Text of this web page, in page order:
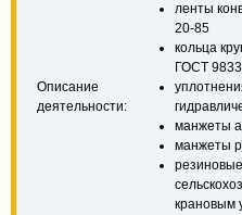
Описание
деятельности:
ленты
20-85
кольца
ГОСТ
манжеты
манжеты
крановым